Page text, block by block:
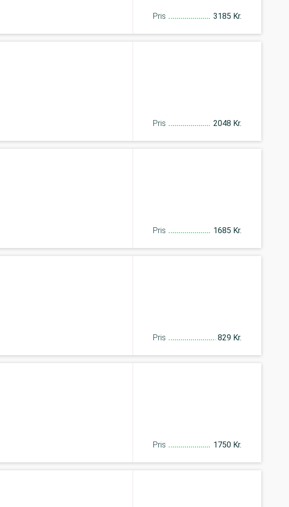
Pris 3185 Kr.
Pris 2048 Kr.
Pris 1685 Kr.
Pris 829 Kr.
Pris 1750 Kr.